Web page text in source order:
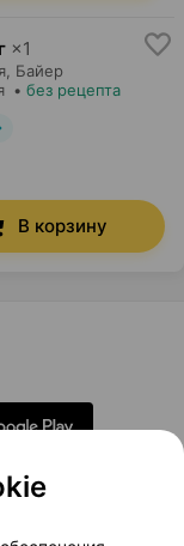
×1
Байер
• без рецепта
В корзину